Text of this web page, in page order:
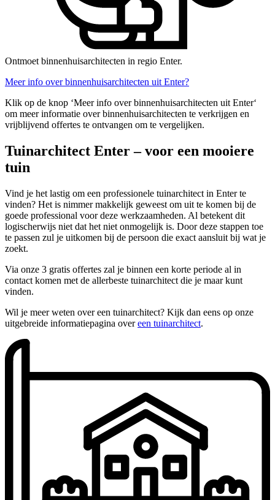
Ontmoet binnenhuisarchitecten in regio Enter.
Meer info over binnenhuisarchitecten uit Enter?
Klik op de knop ‘Meer info over binnenhuisarchitecten uit Enter‘
om meer informatie over binnenhuisarchitecten te verkrijgen en
vrijblijvend offertes te ontvangen om te vergelijken.
Tuinarchitect Enter – voor een mooiere
tuin
Vind je het lastig om een professionele tuinarchitect in Enter te
vinden? Het is nimmer makkelijk geweest om uit te komen bij de
goede professional voor deze werkzaamheden. Al betekent dit
logischerwijs niet dat het niet onmogelijk is. Door deze stappen toe
te passen zul je uitkomen bij de persoon die exact aansluit bij wat je
zoekt.
Via onze 3 gratis offertes zal je binnen een korte periode al in
contact komen met de allerbeste tuinarchitect die je maar kunt
vinden.
Wil je meer weten over een tuinarchitect? Kijk dan eens op onze
uitgebreide informatiepagina overeen tuinarchitect.